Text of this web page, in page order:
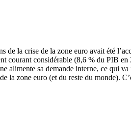
la crise de la zone euro avait été
courant considérable (8,6 % du PIB
alimente sa demande interne, ce qui
la zone euro (et du reste du monde).